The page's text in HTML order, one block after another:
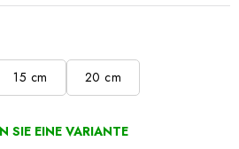
15 cm 20 cm